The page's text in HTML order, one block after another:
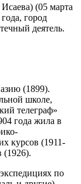
(05 марта
город
деятель.
(1899).
школе,
телеграф»
года жила в
курсов (1911-
(1926).
по